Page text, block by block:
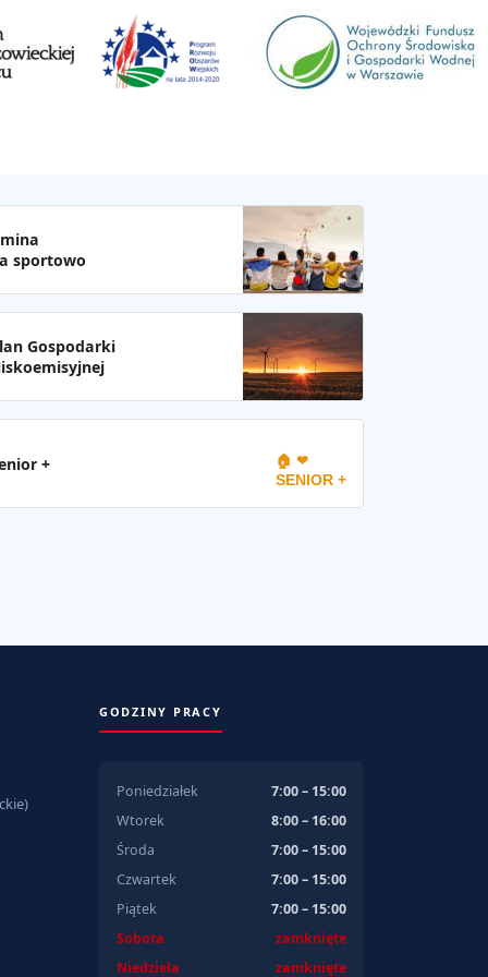
sportowo
Gospodarki
+ 🏠 ❤
SENIOR +
GODZINY PRACY
Poniedziałek
7:00 – 15:00
Wtorek
8:00 – 16:00
Środa
7:00 – 15:00
Czwartek
7:00 – 15:00
Piątek
7:00 – 15:00
Sobota
zamknięte
Niedziela
zamknięte